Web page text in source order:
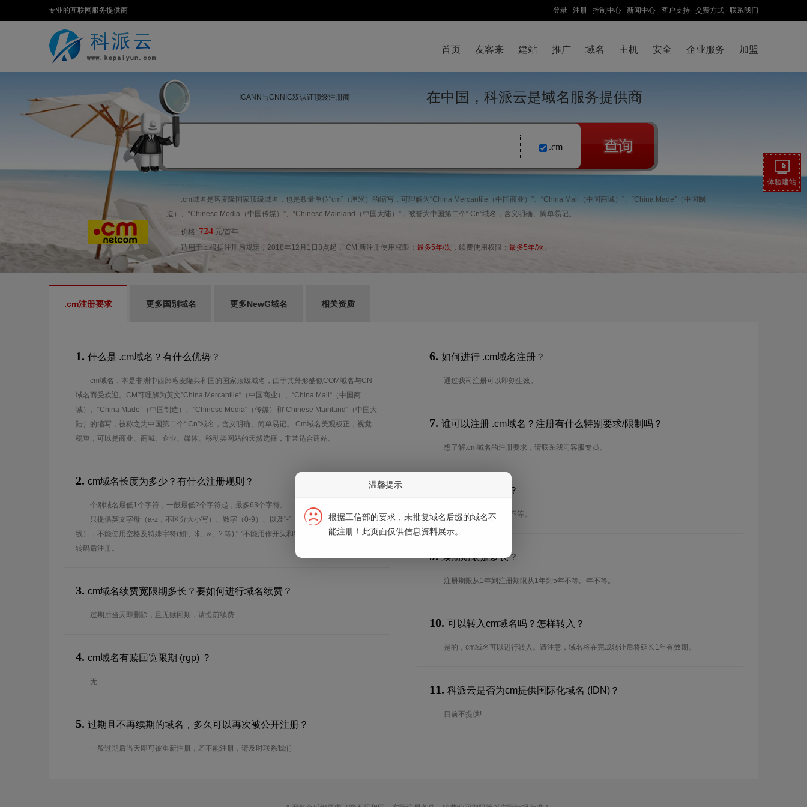
专业的互联网服务提供商 登录 注册 控制中心 新闻中心 客户支持 交费方式 联系我们
首页 友客来 建站 推广 域名 主机 安全 企业服务 加盟
ICANN与CNNIC双认证顶级注册商 在中国，科派云是域名服务提供商
.cm
.cm域名是喀麦隆国家顶级域名，也是数量单位“cm”（厘米）的缩写，可理解为“China Mercantile（中国商业）”、“China Mall（中国商城）”、“China Made”（中国制
造）、“Chinese Media（中国传媒）”、“Chinese Mainland（中国大陆）”，被誉为中国第二个“.Cn”域名，含义明确、简单易记。
价格: 724 元/首年
适用于：根据注册局规定，2018年12月1日8点起，.CM 新注册使用权限： 最多5年/次 ，续费使用权限： 最多5年/次。
.cm注册要求 更多国别域名 更多NewG域名 相关资质
1. 什么是 .cm域名？有什么优势？
cm域名，本是非洲中西部喀麦隆共和国的国家顶级域名，由于其外形酷似COM域名与CN
域名而受欢迎。CM可理解为英文”China Mercantile“（中国商业）、“China Mall“（中国商
城）、“China Made”（中国制造）、"Chinese Media"（传媒）和“Chinese Mainland”（中国大
陆）的缩写，被称之为中国第二个“.Cn”域名，含义明确、简单易记。.Cm域名美观板正，视觉
稳重，可以是商业、商城、企业、媒体、移动类网站的天然选择，非常适合建站。
2. cm域名长度为多少？有什么注册规则？
个别域名最低1个字符，一般最低2个字符起，最多63个字符。
只提供英文字母（a-z，不区分大小写）、数字（0-9）、以及"-"（英文中的连词号，即中横
线），不能使用空格及特殊字符(如!、$、&、? 等),"-"不能用作开头和结尾。注*中文域名实际是
转码后注册。
3. cm域名续费宽限期多长？要如何进行域名续费？
过期后当天即删除，且无赎回期，请提前续费
4. cm域名有赎回宽限期 (rgp) ？
无
5. 过期且不再续期的域名，多久可以再次被公开注册？
一般过期后当天即可被重新注册，若不能注册，请及时联系我们
6. 如何进行 .cm域名注册？
通过我司注册可以即刻生效。
7. 谁可以注册 .cm域名？注册有什么特别要求/限制吗？
想了解.cm域名的注册要求，请联系我司客服专员。
注册期限是多长？
注册期限从1年到5年不等。
9. 续期期限是多长？
注册期限从1年到注册期限从1年到5年不等。年不等。
10. 可以转入cm域名吗？怎样转入？
是的，cm域名可以进行转入。请注意，域名将在完成转让后将延长1年有效期。
11. 科派云是否为cm提供国际化域名 (IDN)？
目前不提供!
体验建站
温馨提示
根据工信部的要求，未批复域名后缀的域名不
能注册！此页面仅供信息资料展示。